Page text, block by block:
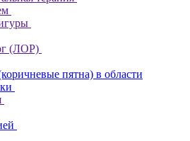
(ЛОР)
пятна) в области